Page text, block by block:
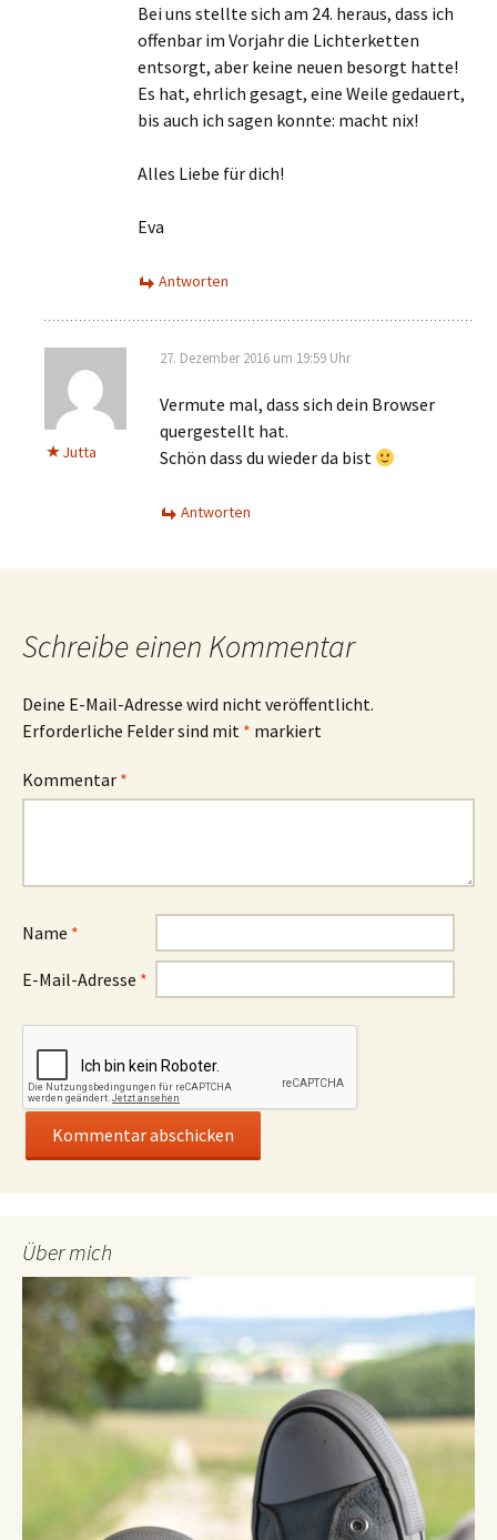
Bei uns stellte sich am 24. heraus, dass ich
offenbar im Vorjahr die Lichterketten
entsorgt, aber keine neuen besorgt hatte!
Es hat, ehrlich gesagt, eine Weile gedauert,
bis auch ich sagen konnte: macht nix!
Alles Liebe für dich!
Eva
Antworten
Jutta
27. Dezember 2016 um 19:59 Uhr
Vermute mal, dass sich dein Browser
quergestellt hat.
Schön dass du wieder da bist
Antworten
Schreibe einen Kommentar
Deine E-Mail-Adresse wird nicht veröffentlicht.
Erforderliche Felder sind mit * markiert
Kommentar *
Name *
E-Mail-Adresse *
Über mich